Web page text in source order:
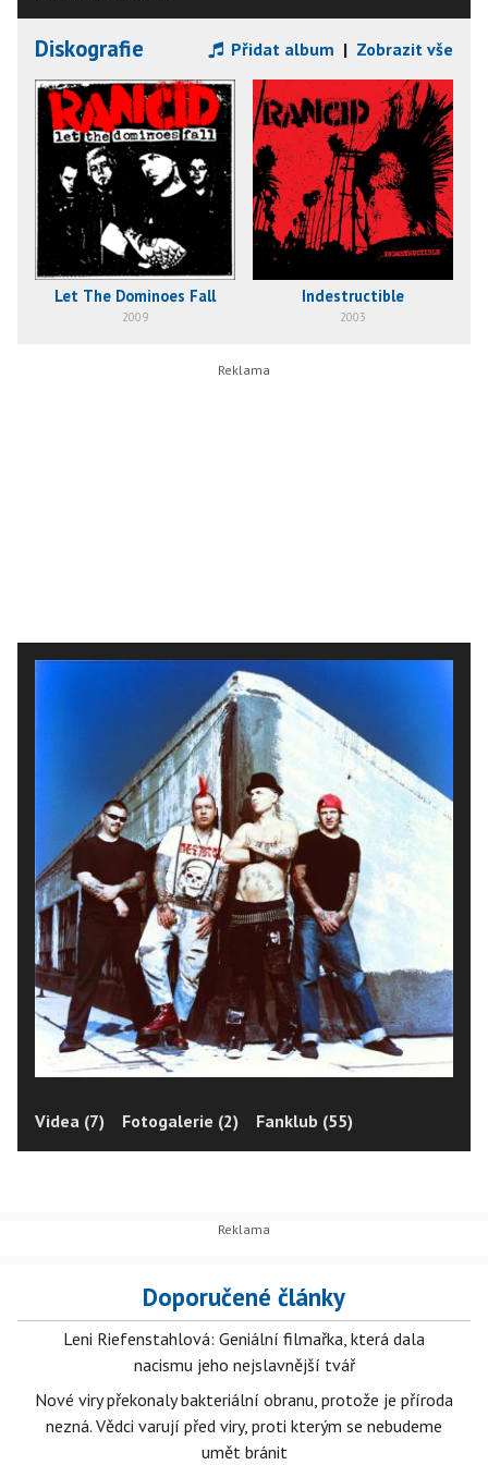
Diskografie Přidat album | Zobrazit vše
Let The Dominoes Fall
2009
Indestructible
2003
Videa (7) Fotogalerie (2) Fanklub (55)
Doporučené články
Leni Riefenstahlová: Geniální filmařka, která dala
nacismu jeho nejslavnější tvář
Nové viry překonaly bakteriální obranu, protože je příroda
nezná. Vědci varují před viry, proti kterým se nebudeme
umět bránit